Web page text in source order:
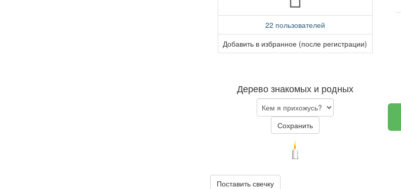
22 пользователей
Добавить в избранное (после регистрации)
Дерево знакомых и родных
Сохранить
Поставить свечку